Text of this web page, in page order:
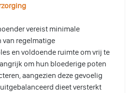
vereist minimale
van regelmatige
en voldoende ruimte om vrij te
om hun bloederige poten
aangezien deze gevoelig
dieet versterkt